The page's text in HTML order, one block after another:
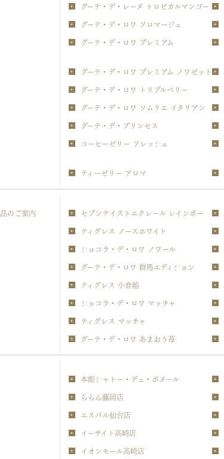
グーテ・デ・レーヌ トロピカルマンゴー
グーテ・デ・ロワ フロマージュ
グーテ・デ・ロワ プレミアム
グーテ・デ・ロワ プレミアム ノワゼット
グーテ・デ・ロワ トリプルベリー
グーテ・デ・ロワ ソムリエ イタリアン
グーテ・デ・プリンセス
コーヒーゼリー フレッシュ
ティーゼリー アロマ
のご案内 セブンテイストエクレール レインボー
ティグレス ノースホワイト
ショコラ・デ・ロワ ノワール
グーテ・デ・ロワ 群馬エディション
ティグレス 小倉餡
ショコラ・デ・ロワ マッチャ
ティグレス マッチャ
グーテ・デ・ロワ あまおう苺
本館シャトー・デュ・ボヌール
ららん藤岡店
エスパル仙台店
イーサイト高崎店
イオンモール高崎店